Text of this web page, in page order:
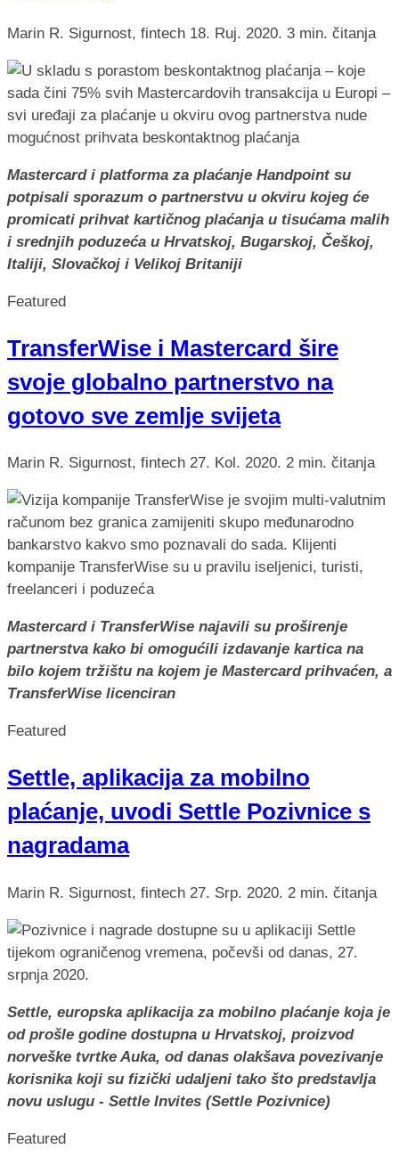
Marin R. Sigurnost, fintech 18. Ruj. 2020. 3 min. čitanja
Mastercard i platforma za plaćanje Handpoint su
potpisali sporazum o partnerstvu u okviru kojeg će
promicati prihvat kartičnog plaćanja u tisućama malih
i srednjih poduzeća u Hrvatskoj, Bugarskoj, Češkoj,
Italiji, Slovačkoj i Velikoj Britaniji
Featured
TransferWise i Mastercard šire
svoje globalno partnerstvo na
gotovo sve zemlje svijeta
Marin R. Sigurnost, fintech 27. Kol. 2020. 2 min. čitanja
Mastercard i TransferWise najavili su proširenje
partnerstva kako bi omogućili izdavanje kartica na
bilo kojem tržištu na kojem je Mastercard prihvaćen, a
TransferWise licenciran
Featured
Settle, aplikacija za mobilno
plaćanje, uvodi Settle Pozivnice s
nagradama
Marin R. Sigurnost, fintech 27. Srp. 2020. 2 min. čitanja
Settle, europska aplikacija za mobilno plaćanje koja je
od prošle godine dostupna u Hrvatskoj, proizvod
norveške tvrtke Auka, od danas olakšava povezivanje
korisnika koji su fizički udaljeni tako što predstavlja
novu uslugu - Settle Invites (Settle Pozivnice)
Featured